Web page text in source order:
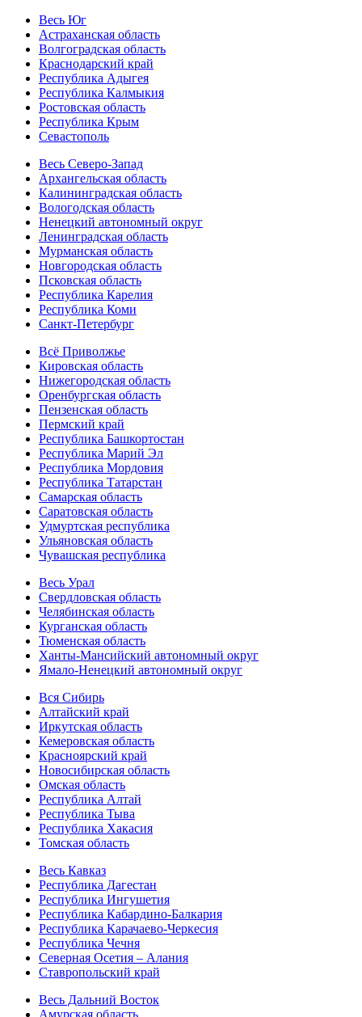
Весь Юг
Астраханская область
Волгоградская область
Краснодарский край
Республика Адыгея
Республика Калмыкия
Ростовская область
Республика Крым
Севастополь
Весь Северо-Запад
Архангельская область
Калининградская область
Вологодская область
Ненецкий автономный округ
Ленинградская область
Мурманская область
Новгородская область
Псковская область
Республика Карелия
Республика Коми
Санкт-Петербург
Всё Приволжье
Кировская область
Нижегородская область
Оренбургская область
Пензенская область
Пермский край
Республика Башкортостан
Республика Марий Эл
Республика Мордовия
Республика Татарстан
Самарская область
Саратовская область
Удмуртская республика
Ульяновская область
Чувашская республика
Весь Урал
Свердловская область
Челябинская область
Курганская область
Тюменская область
Ханты-Мансийский автономный округ
Ямало-Ненецкий автономный округ
Вся Сибирь
Алтайский край
Иркутская область
Кемеровская область
Красноярский край
Новосибирская область
Омская область
Республика Алтай
Республика Тыва
Республика Хакасия
Томская область
Весь Кавказ
Республика Дагестан
Республика Ингушетия
Республика Кабардино-Балкария
Республика Карачаево-Черкесия
Республика Чечня
Северная Осетия – Алания
Ставропольский край
Весь Дальний Восток
Амурская область